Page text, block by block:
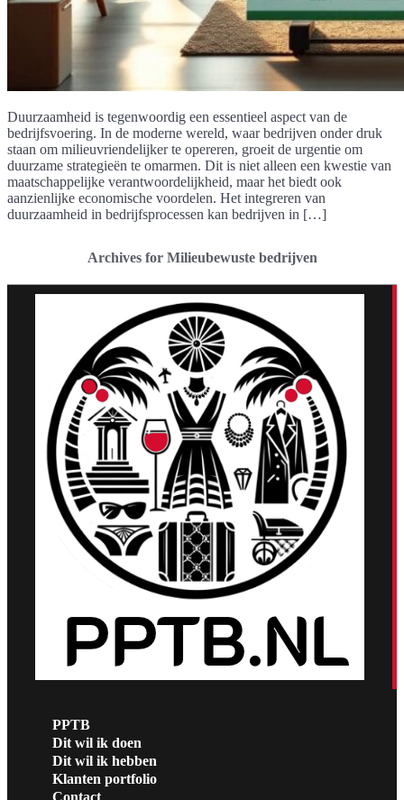
Duurzaamheid is tegenwoordig een essentieel aspect van de
bedrijfsvoering. In de moderne wereld, waar bedrijven onder druk
staan om milieuvriendelijker te opereren, groeit de urgentie om
duurzame strategieën te omarmen. Dit is niet alleen een kwestie van
maatschappelijke verantwoordelijkheid, maar het biedt ook
aanzienlijke economische voordelen. Het integreren van
duurzaamheid in bedrijfsprocessen kan bedrijven in […]
Archives for Milieubewuste bedrijven
PPTB
Dit wil ik doen
Dit wil ik hebben
Klanten portfolio
Contact